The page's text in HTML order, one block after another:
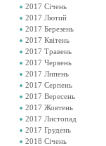
2017 Січень
2017 Лютий
2017 Березень
2017 Квітень
2017 Травень
2017 Червень
2017 Липень
2017 Серпень
2017 Вересень
2017 Жовтень
2017 Листопад
2017 Грудень
2018 Січень